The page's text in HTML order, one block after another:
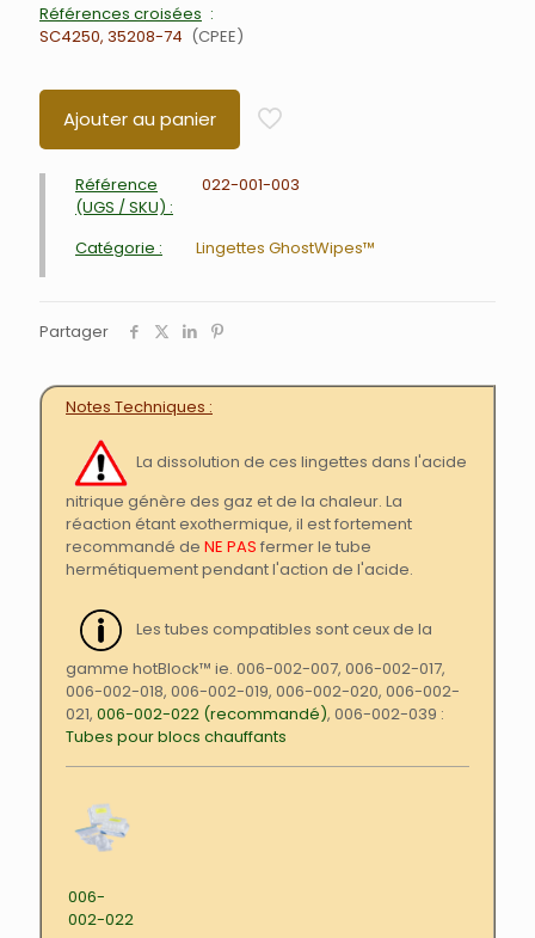
Références croisées
SC4250, 35208-74
CPEE
Ajouter au panier
Référence
(UGS / SKU) :
022-001-003
Catégorie : Lingettes GhostWipes™
Partager
Notes Techniques
La dissolution de ces lingettes dans l'acide
nitrique génère des gaz et de la chaleur. La
réaction étant exothermique, il est fortement
recommandé de NE PAS fermer le tube
hermétiquement pendant l'action de l'acide.
Les tubes compatibles sont ceux de la
gamme hotBlock™ ie. 006-002-007, 006-002-017,
006-002-018, 006-002-019, 006-002-020, 006-002-
021, 006-002-022 (recommandé), 006-002-039 :
Tubes pour blocs chauffants
006-
002-022